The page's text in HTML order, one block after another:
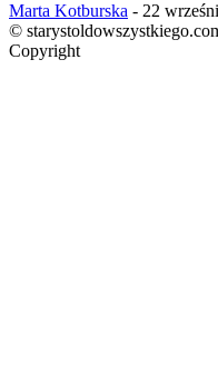
Marta Kotburska - 22
©
Copyright